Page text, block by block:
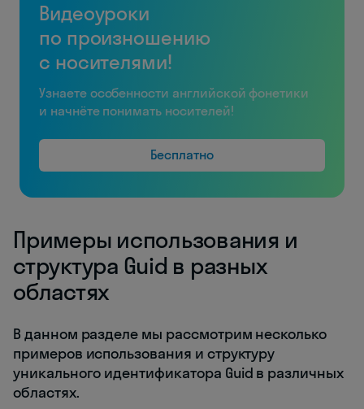
Видеоуроки
по произношению
с носителями!
Узнаете особенности английской фонетики
и начнёте понимать носителей!
Бесплатно
Примеры использования и
структура Guid в разных
областях
В данном разделе мы рассмотрим несколько
примеров использования и структуру
уникального идентификатора Guid в различных
областях.